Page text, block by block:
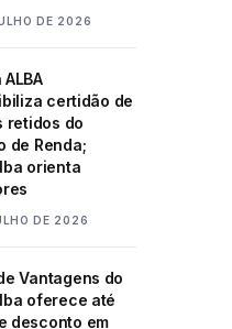
DE 2026
ALBA
certidão de
retidos do
de Renda;
orienta
DE 2026
Vantagens do
oferece até
desconto em